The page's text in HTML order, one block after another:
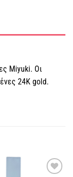
Miyuki. Οι
24Κ gold.